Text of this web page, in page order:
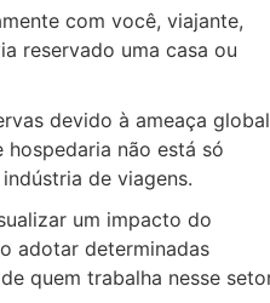
com você, viajante,
reservado uma casa ou
devido à ameaça global
não está só
de viagens.
um impacto do
adotar determinadas
quem trabalha nesse